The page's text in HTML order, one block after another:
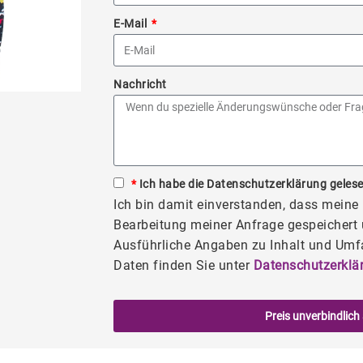
E-Mail
Nachricht
*Ich habe die Datenschutzerklärung
Ich bin damit einverstanden, dass
Bearbeitung meiner Anfrage
Ausführliche Angaben zu Inhalt und
Daten finden Sie unter
Preis